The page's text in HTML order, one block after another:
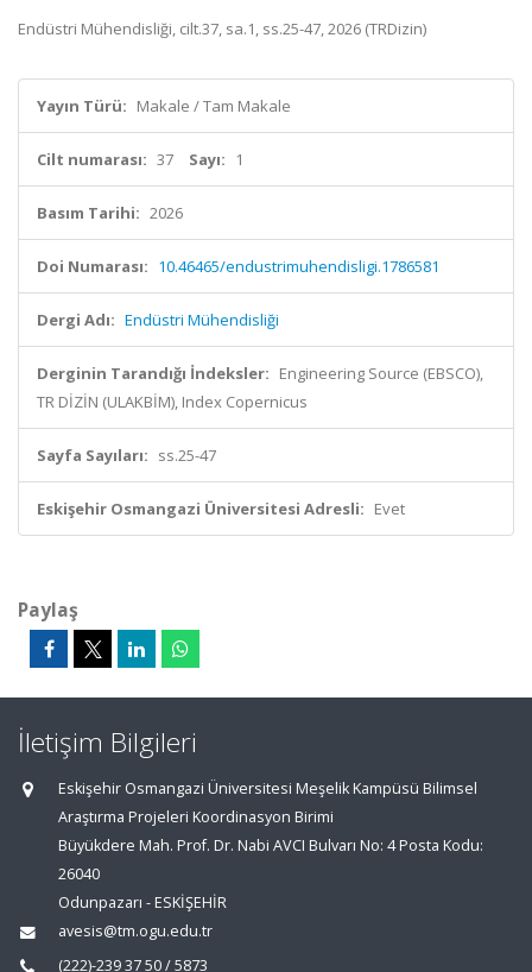
Endüstri Mühendisliği, cilt.37, sa.1, ss.25-47, 2026 (TRDizin)
Yayın Türü: Makale / Tam Makale
Cilt numarası: 37 Sayı: 1
Basım Tarihi: 2026
Doi Numarası: 10.46465/endustrimuhendisligi.1786581
Dergi Adı: Endüstri Mühendisliği
Derginin Tarandığı İndeksler: Engineering Source (EBSCO),
TR DİZİN (ULAKBİM), Index Copernicus
Sayfa Sayıları: ss.25-47
Eskişehir Osmangazi Üniversitesi Adresli: Evet
Paylaş
İletişim Bilgileri
Eskişehir Osmangazi Üniversitesi Meşelik Kampüsü Bilimsel
Araştırma Projeleri Koordinasyon Birimi
Büyükdere Mah. Prof. Dr. Nabi AVCI Bulvarı No: 4 Posta Kodu:
26040
Odunpazarı - ESKİŞEHİR
avesis@tm.ogu.edu.tr
(222)-239 37 50 / 5873